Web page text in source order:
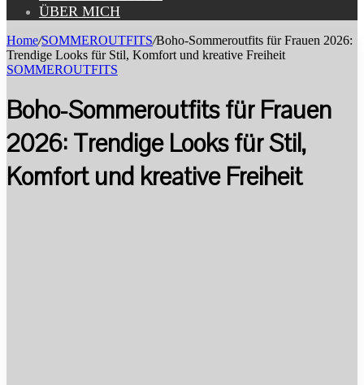
ÜBER MICH
Home/SOMMEROUTFITS/Boho-Sommeroutfits für Frauen 2026:
Trendige Looks für Stil, Komfort und kreative Freiheit
SOMMEROUTFITS
Boho-Sommeroutfits für Frauen
2026: Trendige Looks für Stil,
Komfort und kreative Freiheit